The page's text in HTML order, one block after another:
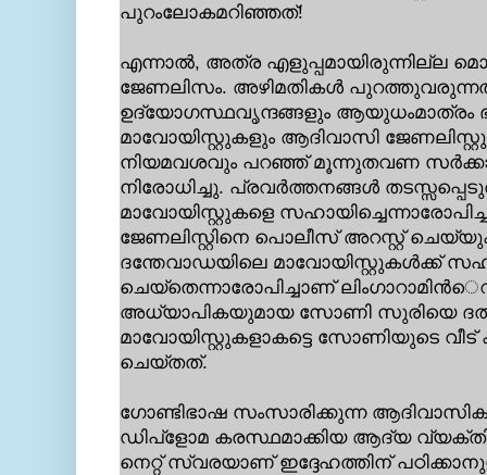
പുറംലോകമറിഞ്ഞത്!
എന്നാല്‍, അത്ര എളുപ്പമായിരുന്നില്ല
ജേണലിസം. അഴിമതികള്‍
ഉദ്യോഗസ്ഥവൃന്ദങ്ങളും ആയുധംമാത്രം
മാവോയിസ്റ്റുകളും ആദിവാസി
നിയമവശവും പറഞ്ഞ് മൂന്നുതവണ
നിരോധിച്ചു. പ്രവര്‍ത്തനങ്ങള്‍
മാവോയിസ്റ്റുകളെ
ജേണലിസ്റ്റിനെ പൊലീസ് അറസ്റ്റ്
ദന്തേവാഡയിലെ മാവോയിസ്റ്റുകള്‍ക്ക്
ചെയ്തെന്നാരോപിച്ചാണ്
അധ്യാപികയുമായ സോണി സുരിയെ
മാവോയിസ്റ്റുകളാകട്ടെ സോണിയുടെ വീട്
ചെയ്തത്.
ഗോണ്ടിഭാഷ സംസാരിക്കുന്ന
ഡിപ്ളോമ കരസ്ഥമാക്കിയ ആദ്യ
നെറ്റ് സ്വരയാണ് ഇദ്ദേഹത്തിന്